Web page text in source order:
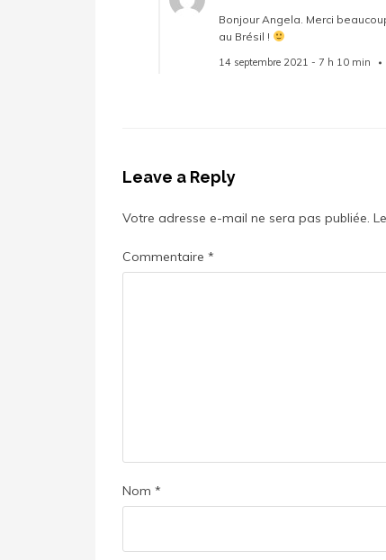
Bonjour Angela. Merci
au Brésil !
14 septembre 2021 - 7 h 10 min
Leave a Reply
Votre adresse e-mail ne sera pas publiée.
Commentaire *
Nom *